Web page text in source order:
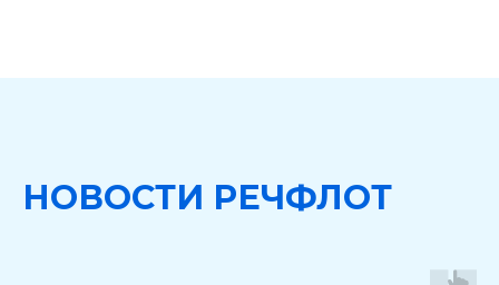
НОВОСТИ РЕЧФЛОТ